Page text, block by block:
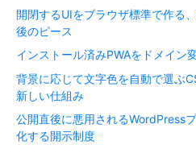
開閉するUIをブラウザ標準で作る
後のピース
インストール済みPWAをドメイン
背景に応じて文字色を自動で選ぶ
新しい仕組み
公開直後に悪用されるWordPress
化する開示制度